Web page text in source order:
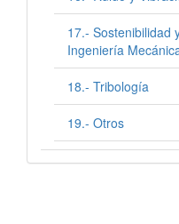
17.- Sostenibilidad
Ingeniería
18.- Tribología
19.- Otros